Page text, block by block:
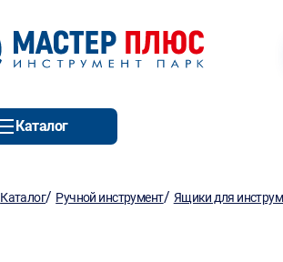
Каталог
Каталог/ Ручной инструмент/ Ящики для